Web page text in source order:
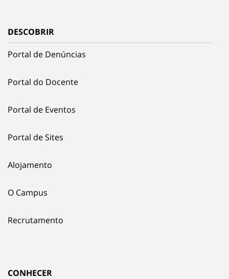
DESCOBRIR
Portal de Denúncias
Portal do Docente
Portal de Eventos
Portal de Sites
Alojamento
O Campus
Recrutamento
CONHECER